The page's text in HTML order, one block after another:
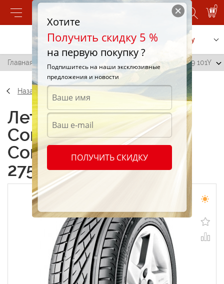
0
Позвонить Заказать услугу
Главная / Continental ContiPremiumContact 275/40 R19 101Y
Назад
Летние шины
Continental
ContiPremiumContact
275/40 R19 101Y
Хотите
Получить скидку 5 %
на первую покупку ?
Подпишитесь на наши эксклюзивные
предложения и новости
ПОЛУЧИТЬ СКИДКУ